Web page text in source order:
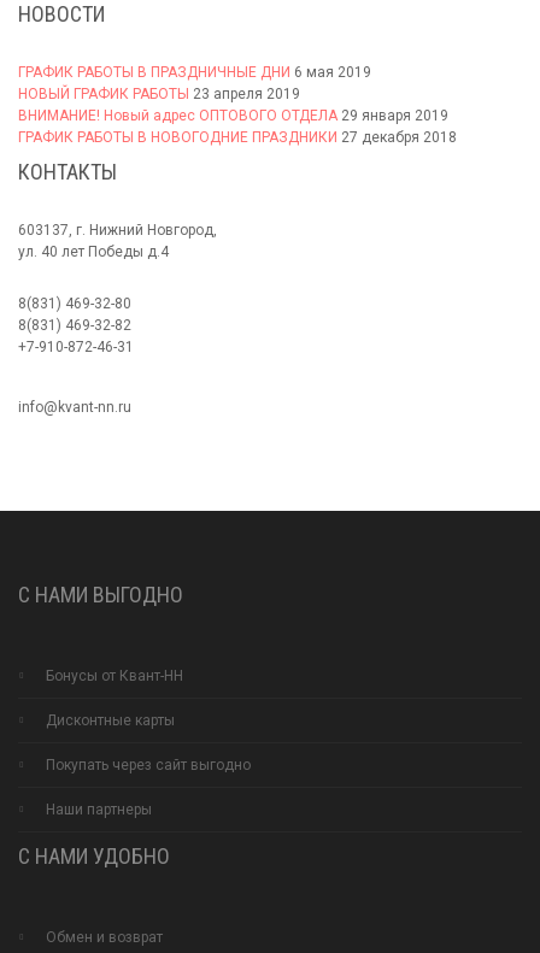
НОВОСТИ
ГРАФИК РАБОТЫ В ПРАЗДНИЧНЫЕ ДНИ 6 мая 2019
НОВЫЙ ГРАФИК РАБОТЫ 23 апреля 2019
ВНИМАНИЕ! Новый адрес ОПТОВОГО ОТДЕЛА 29 января 2019
ГРАФИК РАБОТЫ В НОВОГОДНИЕ ПРАЗДНИКИ 27 декабря 2018
КОНТАКТЫ
603137, г. Нижний Новгород,
ул. 40 лет Победы д.4
8(831) 469-32-80
8(831) 469-32-82
+7-910-872-46-31
info@kvant-nn.ru
С НАМИ ВЫГОДНО
Бонусы от Квант-НН
Дисконтные карты
Покупать через сайт выгодно
Наши партнеры
С НАМИ УДОБНО
Обмен и возврат